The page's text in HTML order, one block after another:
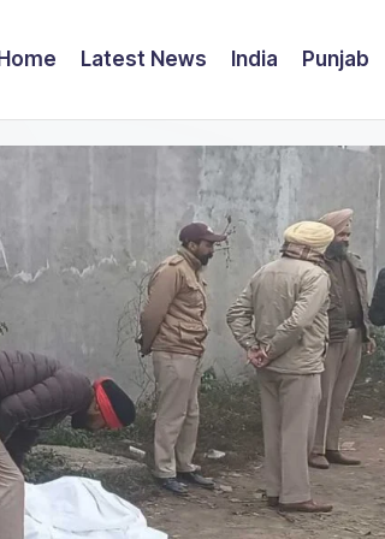
Latest News India Punjab